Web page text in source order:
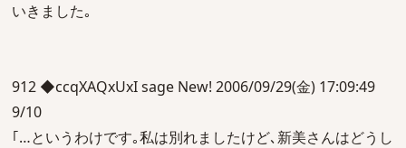
いきました｡
912 ◆ccqXAQxUxI sage New! 2006/09/29(金) 17:09:49
9/10
｢…というわけです｡私は別れましたけど､新美さんはどうし